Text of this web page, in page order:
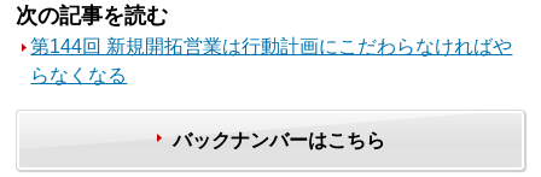
次の記事を読む
第144回 新規開拓営業は行動計画にこだわらなければや
らなくなる
バックナンバーはこちら